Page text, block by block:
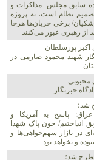
سابق مجلس: مذاکرات و
نظام است، نه پروژه
برخی جریان‌ها هرجا
از رهبری عبور می‌کنند
اکبر پورسلطان
شهید محمود صارمی در
محبوبی -
خبرنگار
شد؛
پاسخ به آمریکا و
انداختیم/ خون پاک شهدا
در بازار سهم‌خواهی‌ها و
و نخواهد بود
شد؛